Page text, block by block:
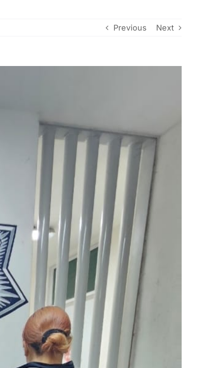
Previous Next